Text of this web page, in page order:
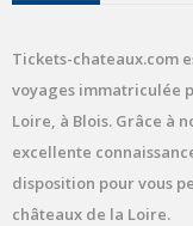
Tickets-chateaux.com
voyages immatriculée
Loire, à Blois. Grâce à
excellente
disposition pour vous
châteaux de la Loire.